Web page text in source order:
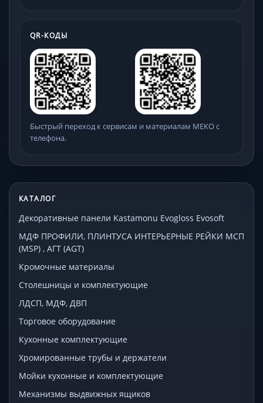
QR-КОДЫ
Быстрый переход к сервисам и материалам МЕКО с
телефона.
КАТАЛОГ
Декоративные панели Kastamonu Evogloss Evosoft
МДФ ПРОФИЛИ, ПЛИНТУСА ИНТЕРЬЕРНЫЕ РЕЙКИ МСП
(MSP) , АГТ (AGT)
Кромочные материалы
Столешницы и комплектующие
ЛДСП, МДФ, ДВП
Торговое оборудование
Кухонные комплектующие
Хромированные трубы и держатели
Мойки кухонные и комплектующие
Механизмы выдвижных ящиков